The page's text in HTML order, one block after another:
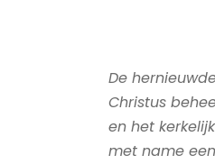
De
Christus
en het
met name